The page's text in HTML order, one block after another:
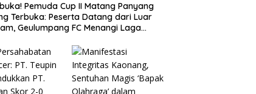
Pemuda Cup II Matang Panyang
Terbuka: Peserta Datang dari Luar
Geulumpang FC Menangi Laga